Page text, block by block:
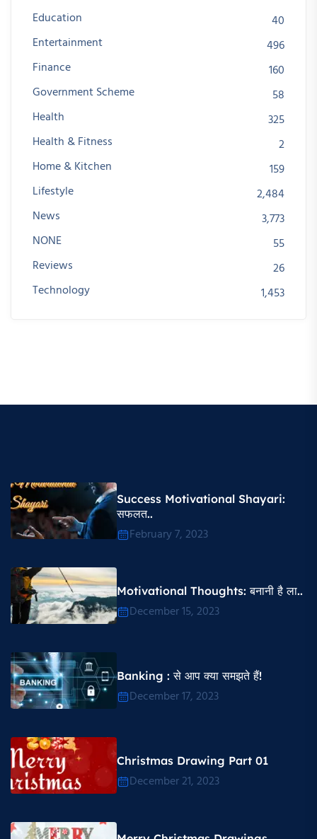
Education
40
Entertainment
496
Finance
160
Government Scheme
58
Health
325
Health & Fitness
2
Home & Kitchen
159
Lifestyle
2,484
News
3,773
NONE
55
Reviews
26
Technology
1,453
Success Motivational Shayari​:
सफलत..
February 7, 2023
Motivational Thoughts​: बनानी है ला..
December 15, 2023
Banking : से आप क्या समझते हैं!
December 17, 2023
Christmas Drawing Part 01
December 21, 2023